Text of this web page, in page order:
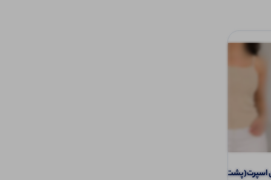
کوتاه ) (پک 6 عددی)